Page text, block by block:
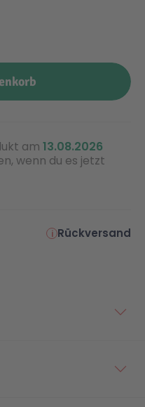
am 13.08.2026
wenn du es jetzt
Rückversand